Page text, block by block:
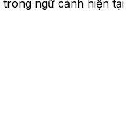
ngữ cảnh hiện tại